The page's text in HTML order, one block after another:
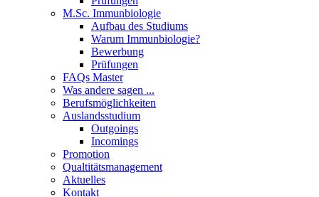
M.Sc. Immunbiologie
Aufbau des Studiums
Warum Immunbiologie?
Bewerbung
Prüfungen
FAQs Master
Was andere sagen ...
Berufsmöglichkeiten
Auslandsstudium
Outgoings
Incomings
Promotion
Qualtitätsmanagement
Aktuelles
Kontakt